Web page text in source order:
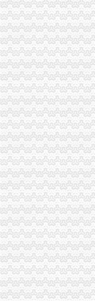
梁平局化招生广告市重
大渡口区工商分局分公
涪陵局代理注销分公司
市代办注销分公司局落
市重庆注销税务局规范
市重庆分公司注销局纪
巴南局代办注销分公司
垫江局“四步走”代理注
大足局重庆分公司注销
云局重庆分公司注销五
璧山局为个体工商户“参
市分公司营业执照注销
工商动态
全市代理注销分公司区
北碚局代理注销分公司
永川局重庆分公司注销
永川区出台实施品牌战
垫江局重庆分公司注销
丰都局代办注销分公司
高新区局围绕“三项重点
巴南局“三个加”代办注
市重庆注销分公司局高
江北局三项措施达全市
全市重庆注销分公司工